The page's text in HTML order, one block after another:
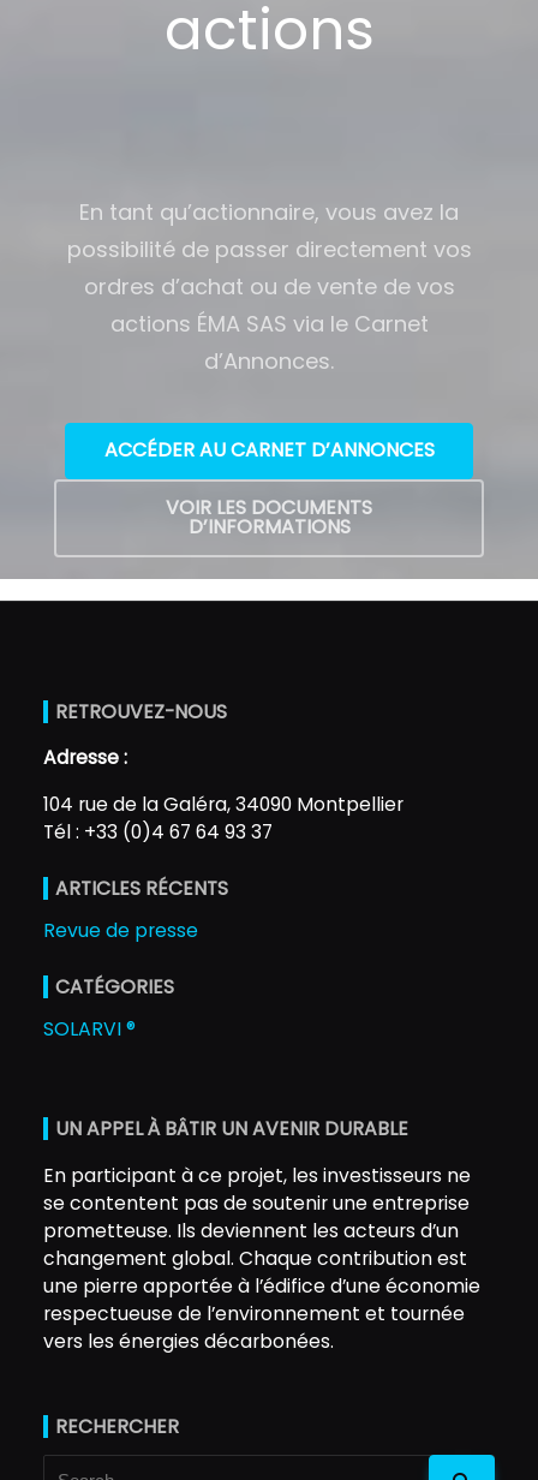
actions
En tant qu’actionnaire, vous avez la
possibilité de passer directement vos
ordres d’achat ou de vente de vos
actions ÉMA SAS via le Carnet
d’Annonces.
ACCÉDER AU CARNET D’ANNONCES
VOIR LES DOCUMENTS
D’INFORMATIONS
RETROUVEZ-NOUS
Adresse :
104 rue de la Galéra, 34090 Montpellier
Tél : +33 (0)4 67 64 93 37
ARTICLES RÉCENTS
Revue de presse
CATÉGORIES
SOLARVI ®
UN APPEL À BÂTIR UN AVENIR DURABLE
En participant à ce projet, les investisseurs ne
se contentent pas de soutenir une entreprise
prometteuse. Ils deviennent les acteurs d’un
changement global. Chaque contribution est
une pierre apportée à l’édifice d’une économie
respectueuse de l’environnement et tournée
vers les énergies décarbonées.
RECHERCHER
Search